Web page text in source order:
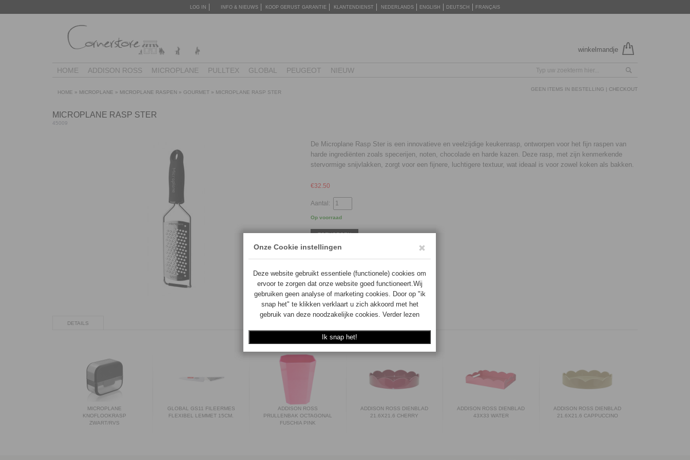
LOG IN INFO & NIEUWS KOOP GERUST GARANTIE KLANTENDIENST NEDERLANDS ENGLISH DEUTSCH FRANÇAIS
winkelmandje
HOME ADDISON ROSS MICROPLANE PULLTEX GLOBAL PEUGEOT NIEUW
HOME » MICROPLANE » MICROPLANE RASPEN » GOURMET » MICROPLANE RASP STER
GEEN ITEMS IN BESTELLING | CHECKOUT
MICROPLANE RASP STER
45009
De Microplane Rasp Ster is een innovatieve en veelzijdige keukenrasp, ontworpen voor het fijn raspen van
harde ingrediënten zoals specerijen, noten, chocolade en harde kazen. Deze rasp, met zijn kenmerkende
stervormige snijvlakken, zorgt voor een fijnere, luchtigere textuur, wat ideaal is voor zowel koken als bakken.
€32.50
Aantal:
Op voorraad
TOEVOEGEN
DETAILS
MICROPLANE
KNOFLOOKRASP
ZWART/RVS
GLOBAL GS11 FILEERMES
FLEXIBEL LEMMET 15CM.
ADDISON ROSS
PRULLENBAK OCTAGONAL
FUSCHIA PINK
ADDISON ROSS DIENBLAD
21.6X21.6 CHERRY
ADDISON ROSS DIENBLAD
43X33 WATER
ADDISON ROSS DIENBLAD
21.6X21.6 CAPPUCCINO